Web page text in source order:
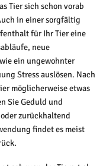
Tier sich schon vorab
in einer sorgfältig
für Ihr Tier eine
neue
ein ungewohnter
Stress auslösen. Nach
möglicherweise etwas
Sie Geduld und
zurückhaltend
findet es meist